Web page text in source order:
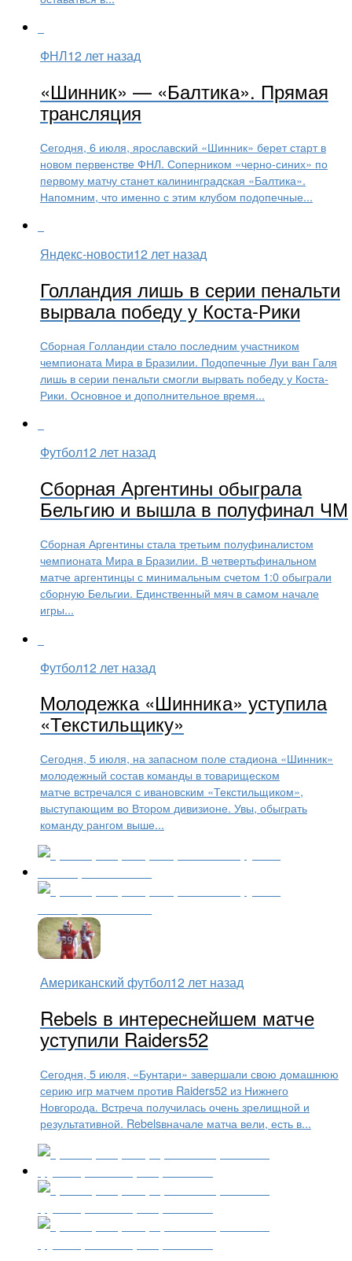
ФНЛ12 лет назад
«Шинник» — «Балтика». Прямая
трансляция
Сегодня, 6 июля, ярославский «Шинник» берет старт в
новом первенстве ФНЛ. Соперником «черно-синих» по
первому матчу станет калининградская «Балтика».
Напомним, что именно с этим клубом подопечные...
Яндекс-новости12 лет назад
Голландия лишь в серии пенальти
вырвала победу у Коста-Рики
Сборная Голландии стало последним участником
чемпионата Мира в Бразилии. Подопечные Луи ван Галя
лишь в серии пенальти смогли вырвать победу у Коста-
Рики. Основное и дополнительное время...
Футбол12 лет назад
Сборная Аргентины обыграла
Бельгию и вышла в полуфинал ЧМ
Сборная Аргентины стала третьим полуфиналистом
чемпионата Мира в Бразилии. В четвертьфинальном
матче аргентинцы с минимальным счетом 1:0 обыграли
сборную Бельгии. Единственный мяч в самом начале
игры...
Футбол12 лет назад
Молодежка «Шинника» уступила
«Текстильщику»
Сегодня, 5 июля, на запасном поле стадиона «Шинник»
молодежный состав команды в товарищеском
матче встречался с ивановским «Текстильщиком»,
выступающим во Втором дивизионе. Увы, обыграть
команду рангом выше...
Американский футбол12 лет назад
Rebels в интереснейшем матче
уступили Raiders52
Сегодня, 5 июля, «Бунтари» завершали свою домашнюю
серию игр матчем против Raiders52 из Нижнего
Новгорода. Встреча получилась очень зрелищной и
результативной. Rebelsвначале матча вели, есть в...